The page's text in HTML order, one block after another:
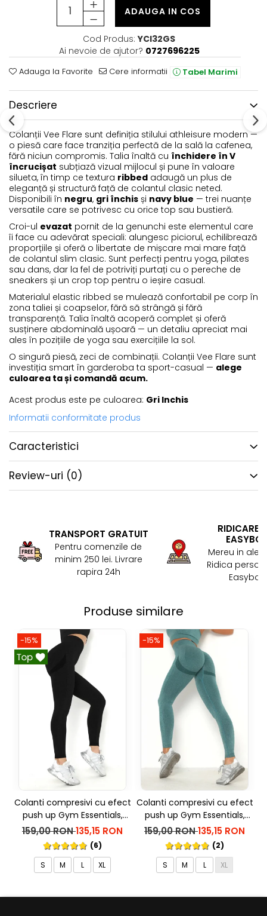
ADAUGA IN COS
Cod Produs: YCI32GS
Ai nevoie de ajutor? 0727696225
Adauga la Favorite Cere informatii Tabel Marimi
Descriere
Colanții Vee Flare sunt definiția stilului athleisure modern —
o piesă care face tranziția perfectă de la sală la cafenea,
fără niciun compromis. Talia înaltă cu închidere în V
încrucișat subțiază vizual mijlocul și pune în valoare
silueta, în timp ce textura ribbed adaugă un plus de
eleganță și structură față de colantul clasic neted.
Disponibili în negru, gri închis și navy blue — trei nuanțe
versatile care se potrivesc cu orice top sau bustieră.
Croi-ul evazat pornit de la genunchi este elementul care
îi face cu adevărat speciali: alungesc piciorul, echilibrează
proporțiile și oferă o libertate de mișcare mai mare față
de colantul slim clasic. Sunt perfecți pentru yoga, pilates
sau dans, dar la fel de potriviți purtați cu o pereche de
sneakers și un crop top pentru o ieșire casual.
Materialul elastic ribbed se mulează confortabil pe corp în
zona taliei și coapselor, fără să strângă și fără
transparență. Talia înaltă acoperă complet și oferă
susținere abdominală ușoară — un detaliu apreciat mai
ales în pozițiile de yoga sau exercițiile la sol.
O singură piesă, zeci de combinații. Colanții Vee Flare sunt
investiția smart în garderoba ta sport-casual — alege
culoarea ta și comandă acum.
Acest produs este pe culoarea: Gri Inchis
Informatii conformitate produs
Caracteristici
Review-uri (0)
TRANSPORT GRATUIT
Pentru comenzile de
minim 250 lei. Livrare
rapira 24h
RIDICARE
Mereu in
Ridica
Easybox!
Produse similare
-15%
Colanti compresivi cu efect
push up Gym Essentials,
Negru
159,00 RON135,15 RON
(6)
S
M L XL
-15%
Colanti compresivi cu efect
push up Gym Essentials,
Verde
159,00 RON135,15 RON
(2)
S
M L XL